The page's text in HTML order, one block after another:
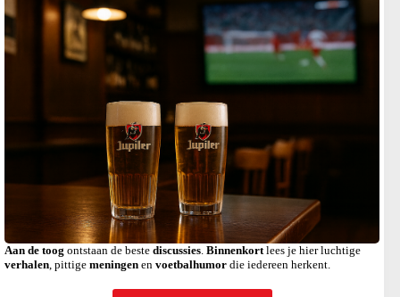
Aan de toog ontstaan de beste discussies Binnenkort lees je hier luchtige
verhalen , pittige meningen en voetbalhumor die iedereen herkent.